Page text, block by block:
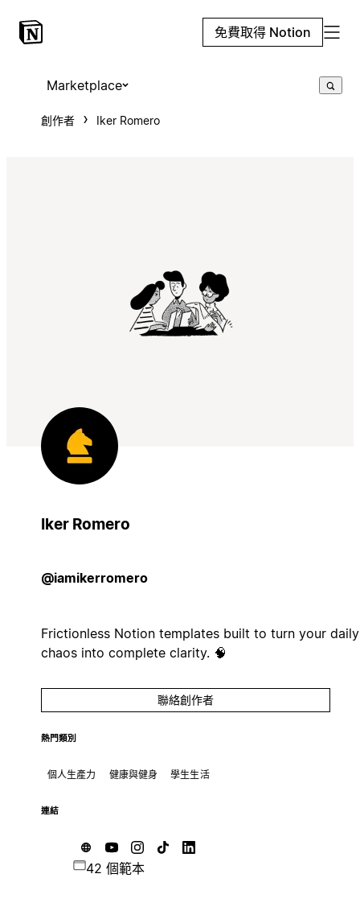
免費取得 Notion
Marketplace
創作者 Iker Romero
Iker Romero
@iamikerromero
Frictionless Notion templates built to turn your daily
chaos into complete clarity. 🧠
聯絡創作者
熱門類別
個人生產力 健康與健身 學生生活
連結
42 個範本